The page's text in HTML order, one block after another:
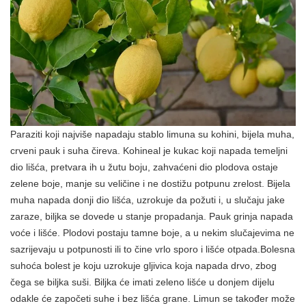
Paraziti koji najviše napadaju stablo limuna su kohini, bijela muha,
crveni pauk i suha čireva. Kohineal je kukac koji napada temeljni
dio lišća, pretvara ih u žutu boju, zahvaćeni dio plodova ostaje
zelene boje, manje su veličine i ne dostižu potpunu zrelost. Bijela
muha napada donji dio lišća, uzrokuje da požuti i, u slučaju jake
zaraze, biljka se dovede u stanje propadanja. Pauk grinja napada
voće i lišće. Plodovi postaju tamne boje, a u nekim slučajevima ne
sazrijevaju u potpunosti ili to čine vrlo sporo i lišće otpada.Bolesna
suhoća bolest je koju uzrokuje gljivica koja napada drvo, zbog
čega se biljka suši. Biljka će imati zeleno lišće u donjem dijelu
odakle će započeti suhe i bez lišća grane. Limun se također može